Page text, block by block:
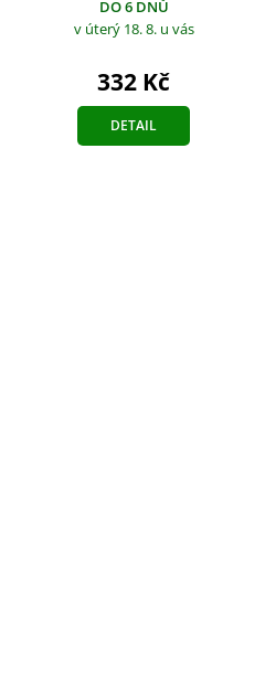
DO 6 DNŮ
v úterý 18. 8. u vás
332 Kč
DETAIL